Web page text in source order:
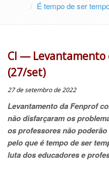
É tempo de ser
CI —
(27/set)
27 de setembro de 2022
Levantamento da Fenprof
não disfarçaram os
os professores não
pelo que é tempo de ser
luta dos educadores e